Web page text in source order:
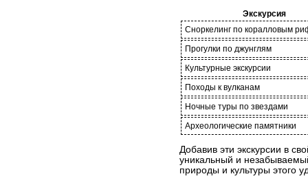
Экскурсия
Сноркелинг по коралловым
Прогулки по джунглям
Культурные экскурсии
Походы к вулканам
Ночные туры по звездами
Археологические памятники
Добавив эти экскурсии в
уникальный и
природы и культуры этого